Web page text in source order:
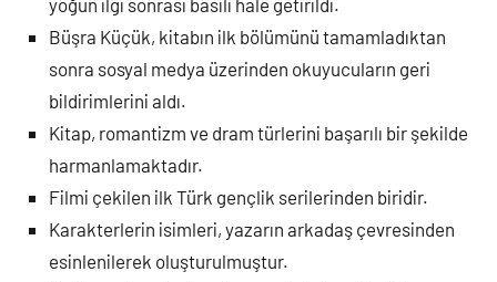
Büşra Küçük, kitabın ilk bölümünü tamamladıktan
sonra sosyal medya üzerinden okuyucuların geri
bildirimlerini aldı.
Kitap, romantizm ve dram türlerini başarılı bir şekilde
harmanlamaktadır.
Filmi çekilen ilk Türk gençlik serilerinden biridir.
Karakterlerin isimleri, yazarın arkadaş çevresinden
esinlenilerek oluşturulmuştur.